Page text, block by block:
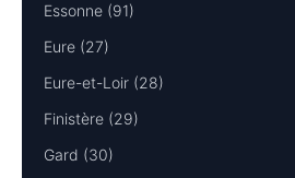
Essonne (91)
Eure (27)
Eure-et-Loir (28)
Finistère (29)
Gard (30)